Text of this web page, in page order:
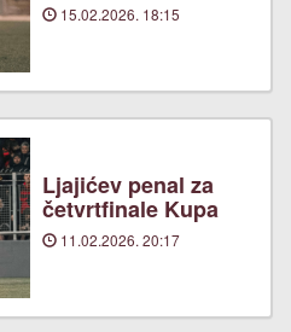
15.02.2026. 18:15
Ljajićev penal za
četvrtfinale Kupa
11.02.2026. 20:17